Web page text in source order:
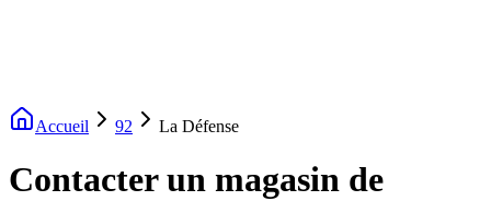
Accueil 92 La Défense
Contacter un magasin de